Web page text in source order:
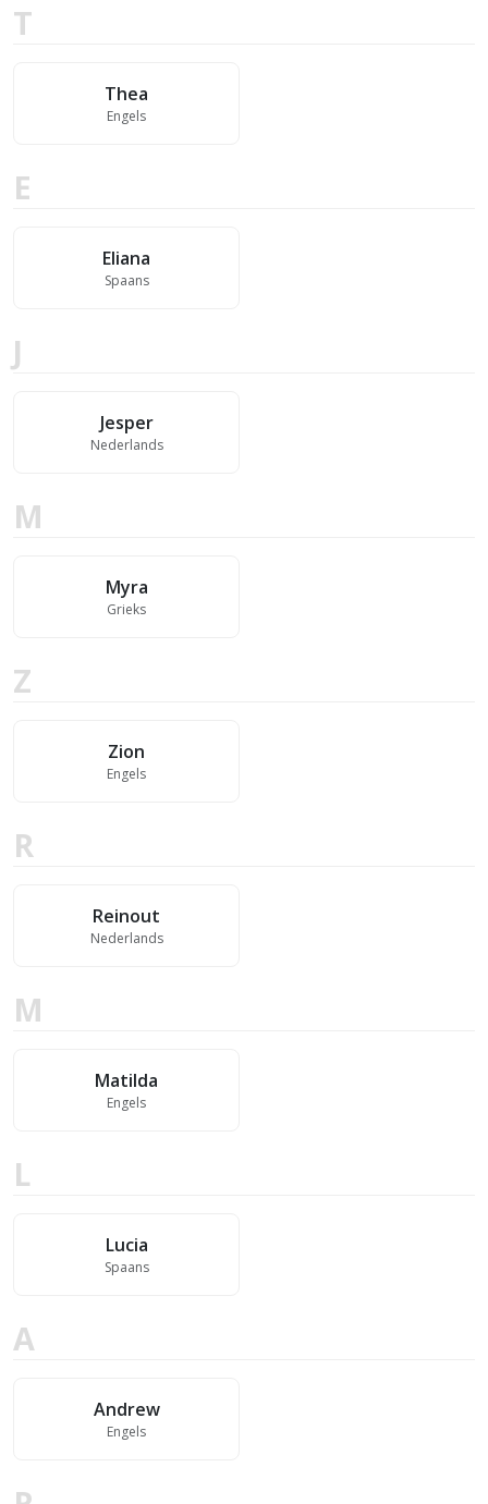
T
Thea
Engels
E
Eliana
Spaans
J
Jesper
Nederlands
M
Myra
Grieks
Z
Zion
Engels
R
Reinout
Nederlands
M
Matilda
Engels
L
Lucia
Spaans
A
Andrew
Engels